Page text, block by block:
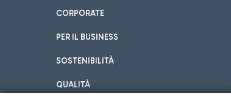
CORPORATE
PER IL BUSINESS
SOSTENIBILITÀ
QUALITÀ